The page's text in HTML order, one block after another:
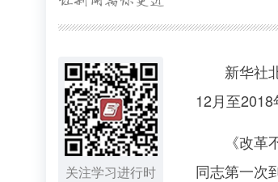
关注学习进行时
新华社北
12月至
《改革不
同志第一次